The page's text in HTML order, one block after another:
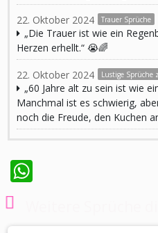
22. Oktober 2024 Trauer Sprüche
„Die Trauer ist wie ein
Herzen erhellt.“ 😭🌈
22. Oktober 2024 Lustige Sprüche
„60 Jahre alt zu sein ist wie
Manchmal ist es schwierig,
noch die Freude, den Kuchen